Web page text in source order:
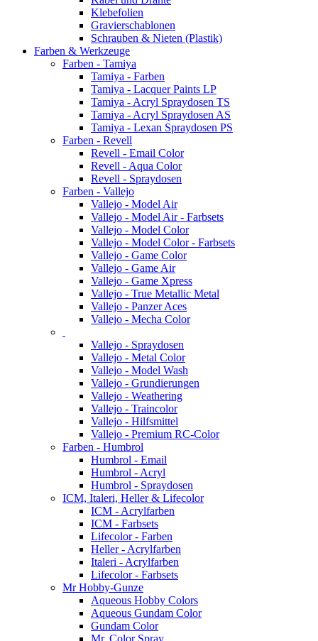
Klebefolien
Gravierschablonen
Schrauben & Nieten (Plastik)
Farben & Werkzeuge
Farben - Tamiya
Tamiya - Farben
Tamiya - Lacquer Paints LP
Tamiya - Acryl Spraydosen TS
Tamiya - Acryl Spraydosen AS
Tamiya - Lexan Spraydosen PS
Farben - Revell
Revell - Email Color
Revell - Aqua Color
Revell - Spraydosen
Farben - Vallejo
Vallejo - Model Air
Vallejo - Model Air - Farbsets
Vallejo - Model Color
Vallejo - Model Color - Farbsets
Vallejo - Game Color
Vallejo - Game Air
Vallejo - Game Xpress
Vallejo - True Metallic Metal
Vallejo - Panzer Aces
Vallejo - Mecha Color
Vallejo - Spraydosen
Vallejo - Metal Color
Vallejo - Model Wash
Vallejo - Grundierungen
Vallejo - Weathering
Vallejo - Traincolor
Vallejo - Hilfsmittel
Vallejo - Premium RC-Color
Farben - Humbrol
Humbrol - Email
Humbrol - Acryl
Humbrol - Spraydosen
ICM, Italeri, Heller & Lifecolor
ICM - Acrylfarben
ICM - Farbsets
Lifecolor - Farben
Heller - Acrylfarben
Italeri - Acrylfarben
Lifecolor - Farbsets
Mr Hobby-Gunze
Aqueous Hobby Colors
Aqueous Gundam Color
Gundam Color
Mr. Color Spray